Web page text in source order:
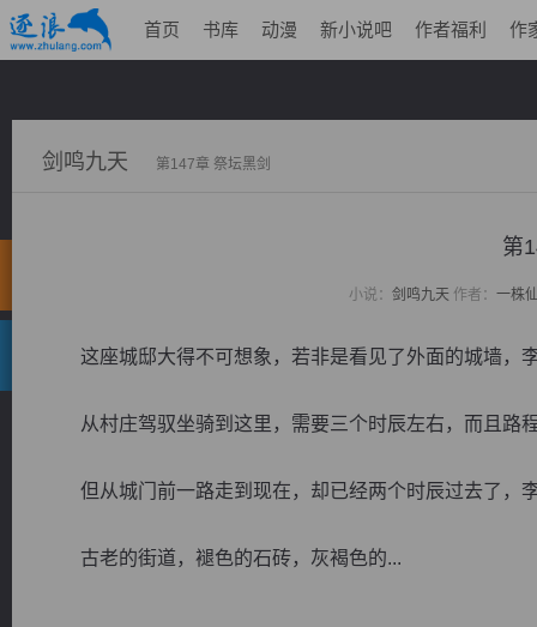
首页 书库 动漫 新小说吧 作者福利 作
剑鸣九天 第147章 祭坛黑剑
第
小说： 剑鸣九天 作者： 一株
这座城邸大得不可想象，若非是看见了外面的城墙，
从村庄驾驭坐骑到这里，需要三个时辰左右，而且路
但从城门前一路走到现在，却已经两个时辰过去了，
古老的街道，褪色的石砖，灰褐色的...